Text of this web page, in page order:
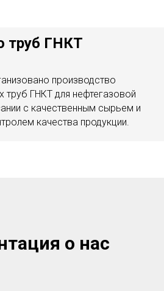
труб ГНКТ
производство
труб ГНКТ для нефтегазовой
с качественным сырьем и
качества продукции.
о нас